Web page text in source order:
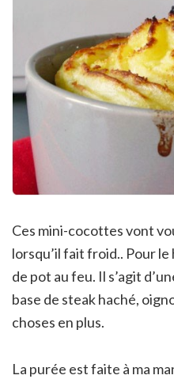
Ces mini-cocottes vont
lorsqu’il fait froid.. Pour le
de pot au feu. Il s’agit
base de steak haché,
choses en plus.
La purée est faite à ma